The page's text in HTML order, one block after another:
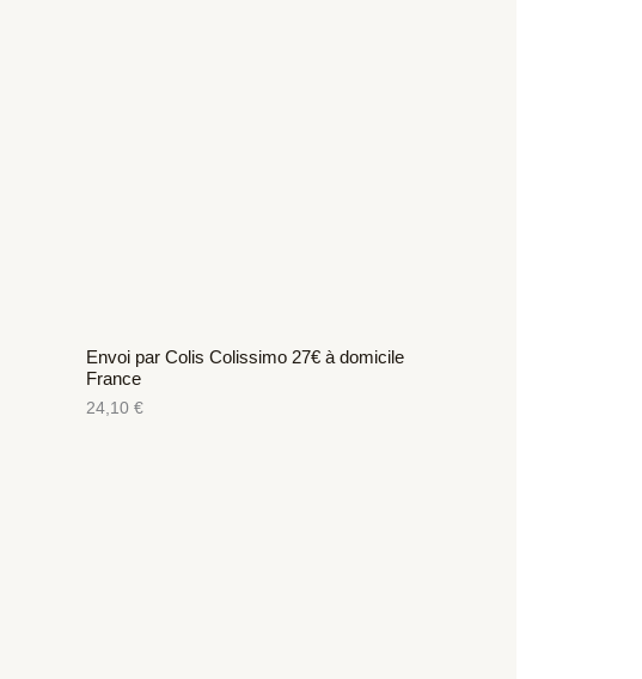
Envoi par Colis Colissimo 27€ à domicile
France
24,10 €